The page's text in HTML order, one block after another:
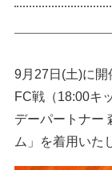
9月27日(土)に
FC戦（18:00キ
デーパートナー
ム」を着用いた